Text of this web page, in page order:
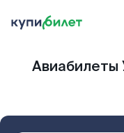
Авиабилеты